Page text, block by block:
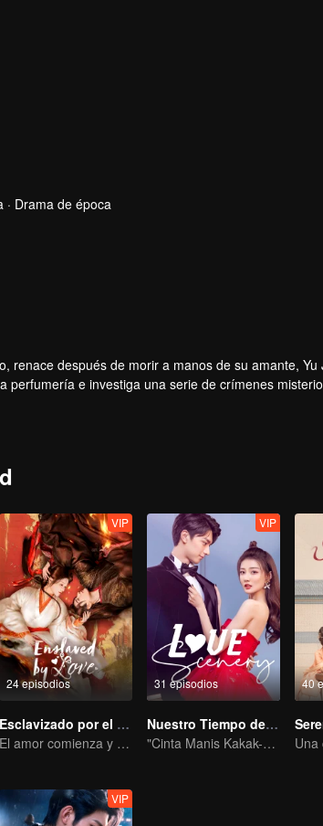
· Drama de época
renace después de morir a manos de su amante,
e investiga una serie de crímenes
trágicos: salvar a sus hermanos y limpiar el
24 episodios
VIP
Esclavizado por el Amor
El amor comienza y termina en el palacio
31 episodios
VIP
Nuestro Tiempo de Amor
"Cinta Manis Kakak-Adik Xu Lu dan Lin Yi"
40
VIP